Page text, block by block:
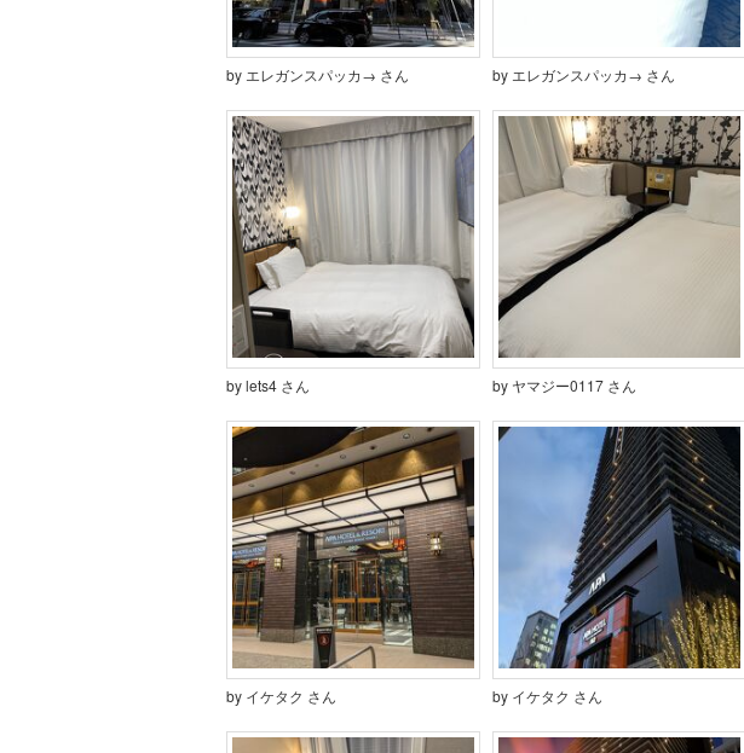
by エレガンスパッカ→ さん by エレガンスパッカ→ さん
by lets4 さん by ヤマジー0117 さん
by イケタク さん by イケタク さん